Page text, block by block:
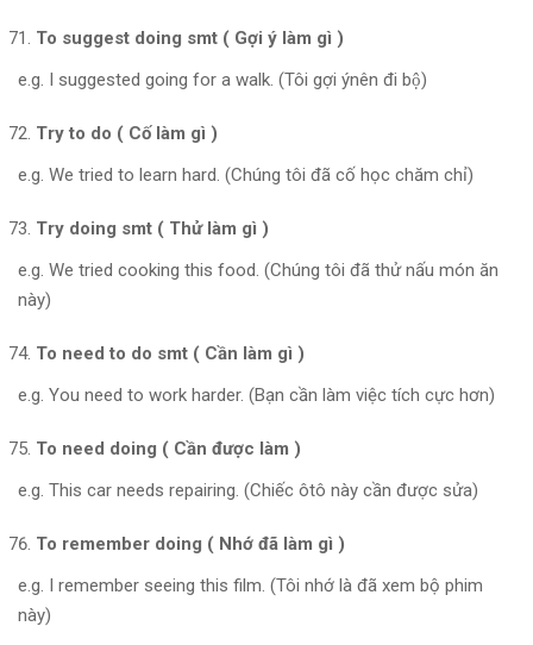
To suggest doing smt ( Gợi ý làm gì )
e.g. I suggested going for a walk. (Tôi gợi ýnên đi bộ)
Try to do ( Cố làm gì )
e.g. We tried to learn hard. (Chúng tôi đã cố học chăm chỉ)
Try doing smt ( Thử làm gì )
e.g. We tried cooking this food. (Chúng tôi đã thử nấu món ăn
này)
To need to do smt ( Cần làm gì )
e.g. You need to work harder. (Bạn cần làm việc tích cực hơn)
To need doing ( Cần được làm )
e.g. This car needs repairing. (Chiếc ôtô này cần được sửa)
To remember doing ( Nhớ đã làm gì )
e.g. I remember seeing this film. (Tôi nhớ là đã xem bộ phim
này)